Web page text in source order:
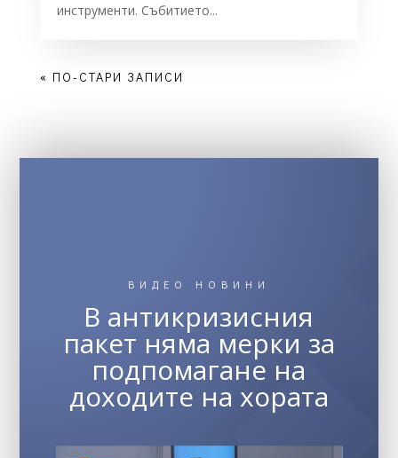
инструменти. Събитието...
« ПО-СТАРИ ЗАПИСИ
ВИДЕО НОВИНИ
В антикризисния
пакет няма мерки за
подпомагане на
доходите на хората